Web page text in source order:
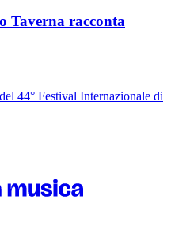
Taverna racconta
44° Festival Internazionale di